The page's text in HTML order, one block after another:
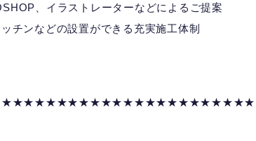
、イラストレーターなどによるご提案
チンなどの設置ができる充実施工体制